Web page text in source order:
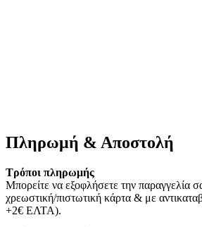
Πληρωμή & Αποστολή
Τρόποι πληρωμής
Μπορείτε να εξοφλήσετε την παραγγελία
χρεωστική/πιστωτική κάρτα & με
+2€ ΕΛΤΑ).